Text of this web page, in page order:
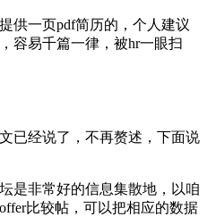
供一页pdf简历的，个人建议
容易千篇一律，被hr一眼扫
已经说了，不再赘述，下面说
是非常好的信息集散地，以咱
比较帖，可以把相应的数据